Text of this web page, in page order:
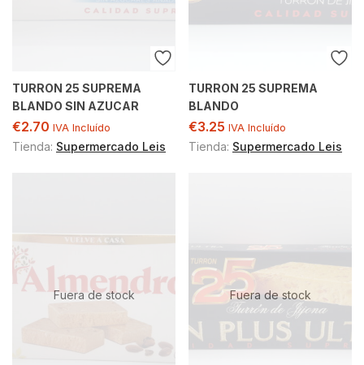
TURRON 25 SUPREMA
BLANDO SIN AZUCAR
€2.70 IVA Incluído
Tienda: Supermercado Leis
TURRON 25 SUPREMA
BLANDO
€3.25 IVA Incluído
Tienda: Supermercado Leis
Fuera de stock Fuera de stock